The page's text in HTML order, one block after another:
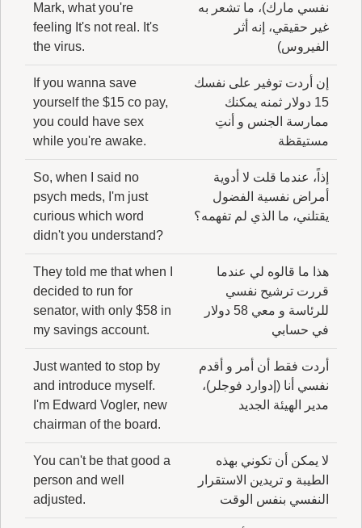
نفسي مارك)، ما تشعر به
غير حقيقي، إنه أثر
الفيروس)
Mark, what you're
feeling It's not real. It's
the virus.
إن أردت توفير على نفسك
15 دولار ثمنه يمكنك
ممارسة الجنس و أنتِ
مستيقظة
If you wanna save
yourself the $15 co pay,
you could have sex
while you're awake.
إذاً، عندما قلت لا أدوية
أمراض نفسية الفضول
يقتلني، ما الذي لم تفهمه؟
So, when I said no
psych meds, I'm just
curious which word
didn't you understand?
هذا ما قالوه لي عندما
قررت ترشيح نفسي
للرئاسة و معي 58 دولار
في حسابي
They told me that when I
decided to run for
senator, with only $58 in
my savings account.
أردت فقط أن أمر و أقدم
نفسي أنا (إدوارد فوجلر)،
مدير الهيئة الجديد
Just wanted to stop by
and introduce myself.
I'm Edward Vogler, new
chairman of the board.
لا يمكن أن تكوني بهذه
الطيبة و تريدين الاستقرار
النفسي بنفس الوقت
You can't be that good a
person and well
adjusted.